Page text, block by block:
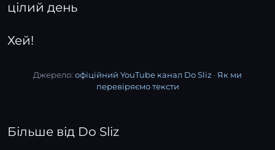
цілий день
Хей!
Джерело: офіційний YouTube канал Dо Sliz · Як ми
перевіряємо тексти
Більше від Dо Sliz